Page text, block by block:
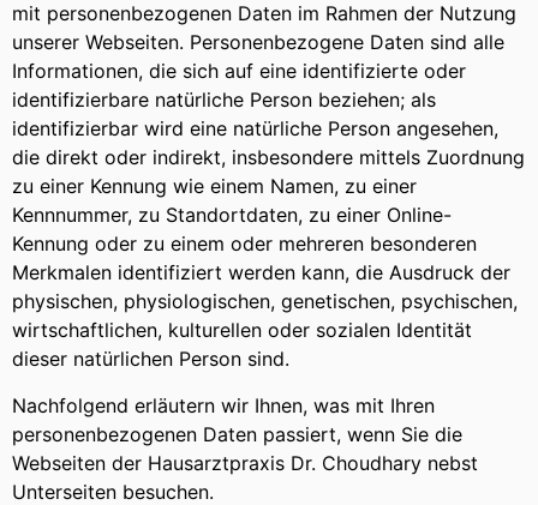
mit personenbezogenen Daten im Rahmen der Nutzung
unserer Webseiten. Personenbezogene Daten sind alle
Informationen, die sich auf eine identifizierte oder
identifizierbare natürliche Person beziehen; als
identifizierbar wird eine natürliche Person angesehen,
die direkt oder indirekt, insbesondere mittels Zuordnung
zu einer Kennung wie einem Namen, zu einer
Kennnummer, zu Standortdaten, zu einer Online-
Kennung oder zu einem oder mehreren besonderen
Merkmalen identifiziert werden kann, die Ausdruck der
physischen, physiologischen, genetischen, psychischen,
wirtschaftlichen, kulturellen oder sozialen Identität
dieser natürlichen Person sind.
Nachfolgend erläutern wir Ihnen, was mit Ihren
personenbezogenen Daten passiert, wenn Sie die
Webseiten der Hausarztpraxis Dr. Choudhary nebst
Unterseiten besuchen.